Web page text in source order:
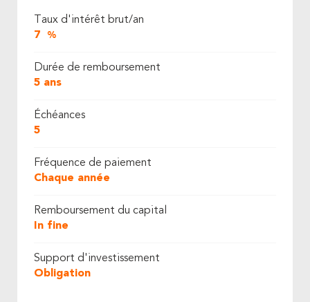
Taux d'intérêt brut/an
7 %
Durée de remboursement
5 ans
Échéances
5
Fréquence de paiement
Chaque année
Remboursement du capital
In fine
Support d'investissement
Obligation